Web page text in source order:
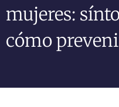
mujeres:
cómo